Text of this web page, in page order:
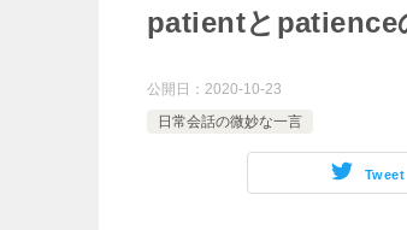
patientとpatience
公開日： 2020-10-23
日常会話の微妙な一言
Tweet